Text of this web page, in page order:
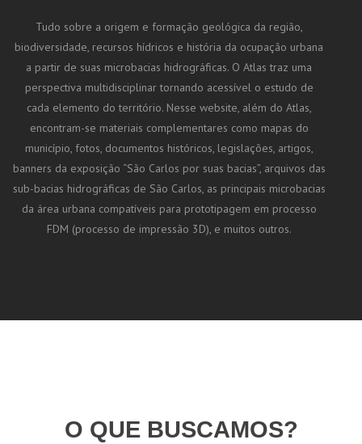
Tudo sobre a origem e formação geológica da região,
biodiversidade, recursos hídricos e história da ocupação urbana
a partir de suas microbacias hidrográficas. O Atlas traz uma
perspectiva multidisciplinar tornando acessível o estudo de
cada elemento do território. Nesse website, além do Atlas,
encontram-se materiais complementares como mapas do
município, fotos, documentos históricos, legislações, artigos,
banners da exposição “São Carlos por suas bacias”, arquivos das
sub-bacias hidrográficas de São Carlos, as principais microbacias
da área urbana compatíveis para prototipagem em processo
FDM (processo de impressão 3D), e muitos outros.
O QUE BUSCAMOS?